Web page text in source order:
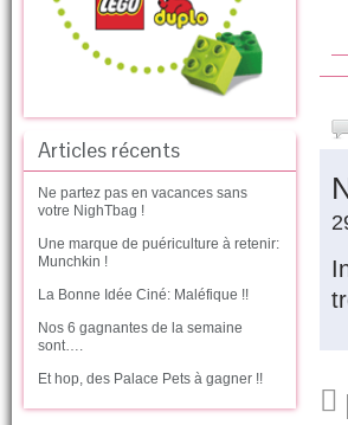
Articles récents
Ne partez pas en vacances sans
votre NighTbag !
Une marque de puériculture à retenir:
Munchkin !
La Bonne Idée Ciné: Maléfique !!
Nos 6 gagnantes de la semaine
sont….
Et hop, des Palace Pets à gagner !!